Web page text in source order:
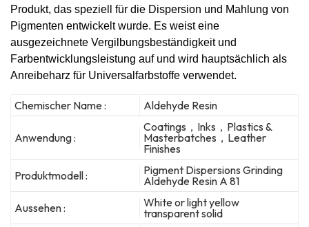
Produkt, das speziell für die Dispersion und Mahlung von
Pigmenten entwickelt wurde. Es weist eine
ausgezeichnete Vergilbungsbeständigkeit und
Farbentwicklungsleistung auf und wird hauptsächlich als
Anreibeharz für Universalfarbstoffe verwendet.
Chemischer Name : Aldehyde Resin
Anwendung :
Coatings，Inks，Plastics &
Masterbatches，Leather
Finishes
Produktmodell :
Pigment Dispersions Grinding
Aldehyde Resin A 81
Aussehen :
White or light yellow
transparent solid